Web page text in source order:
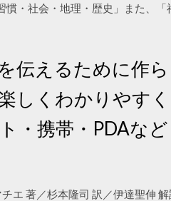
慣・社会・地理・歴史」また、「
伝えるために作ら
しくわかりやすく
・携帯・PDAなど
エ 著／杉本隆司 訳／伊達聖伸 解